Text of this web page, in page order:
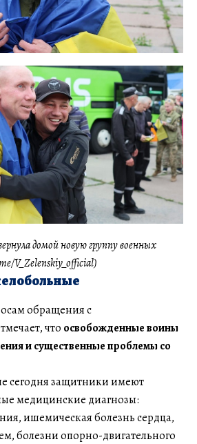
домой новую группу военных
V_Zelenskiy_official)
обращения с
что освобожденные воины
и существенные проблемы со
сегодня защитники имеют
медицинские диагнозы:
ишемическая болезнь сердца,
болезни опорно-двигательного